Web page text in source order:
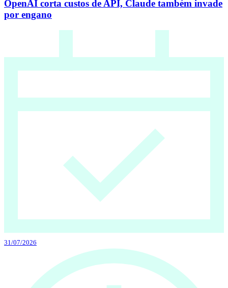
OpenAI corta custos de API, Claude também invade
por engano
31/07/2026